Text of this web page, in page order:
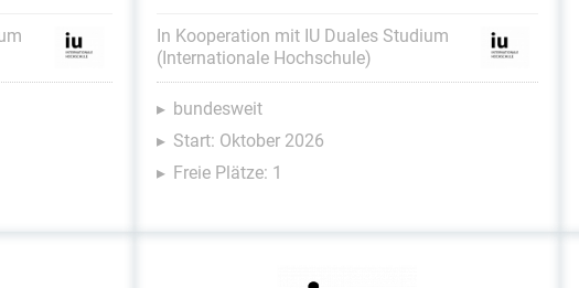
In Kooperation mit IU Duales Studium
(Internationale Hochschule)
bundesweit
Start: Oktober 2026
Freie Plätze: 1